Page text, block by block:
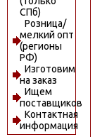
СПб)
Розница/
мелкий опт
(регионы
РФ)
Изготовим
на заказ
Ищем
поставщиков
Контактная
информация